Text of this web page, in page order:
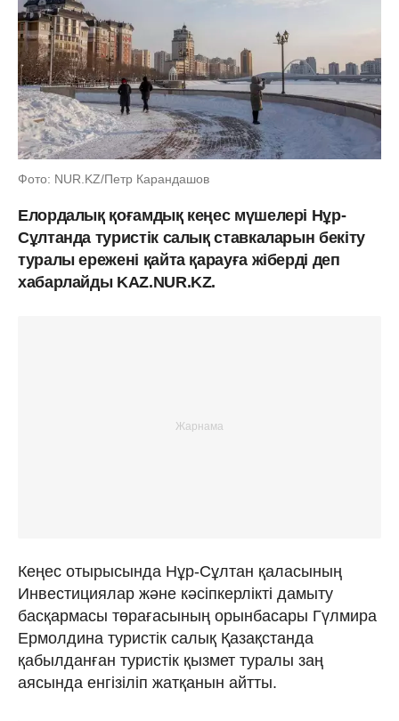
Фото: NUR.KZ/Петр Карандашов
Елордалық қоғамдық кеңес мүшелері Нұр-
Сұлтанда туристік салық ставкаларын бекіту
туралы ережені қайта қарауға жіберді деп
хабарлайды KAZ.NUR.KZ.
Кеңес отырысында Нұр-Сұлтан қаласының
Инвестициялар және кәсіпкерлікті дамыту
басқармасы төрағасының орынбасары Гүлмира
Ермолдина туристік салық Қазақстанда
қабылданған туристік қызмет туралы заң
аясында енгізіліп жатқанын айтты.